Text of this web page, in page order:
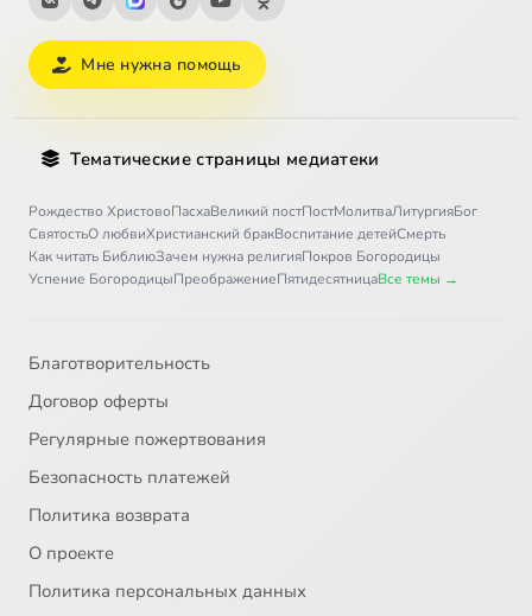
Мне нужна помощь
Тематические страницы медиатеки
Рождество ХристовоПасхаВеликий постПостМолитваЛитургияБог
СвятостьО любвиХристианский бракВоспитание детейСмерть
Как читать БиблиюЗачем нужна религияПокров Богородицы
Успение БогородицыПреображениеПятидесятницаВсе темы →
Благотворительность
Договор оферты
Регулярные пожертвования
Безопасность платежей
Политика возврата
О проекте
Политика персональных данных